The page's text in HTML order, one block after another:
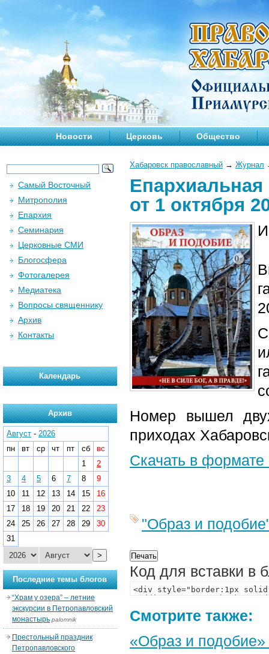
Новости Церковь Общество
Хабаровск православный → Журнал
от 1 октября
Номер вышел
приходах
Скачать в
"Образ и
Код для вставки в
Смотрите также:
«Образ и
Самый Восточный
Митрополия
Епархия
Семинария
Церковные СМИ
Блогосфера
Фотогалерея
Медиатека
Вопросы священнику
Архив
Контакты
Календарь
Архив
Август - 2026
пн
вт ср чт пт сб
вс
1
2
3
4 5 6 7 8
9
10
11 12 13 14 15
16
17
18 19 20 21 22
23
24
25 26 27 28 29
30
31
>
Последние темы блогов
“Храм у озера” – летние
экскурсии в Петропавловский
монастырь palomnik
Престольный праздник
Петропавловского